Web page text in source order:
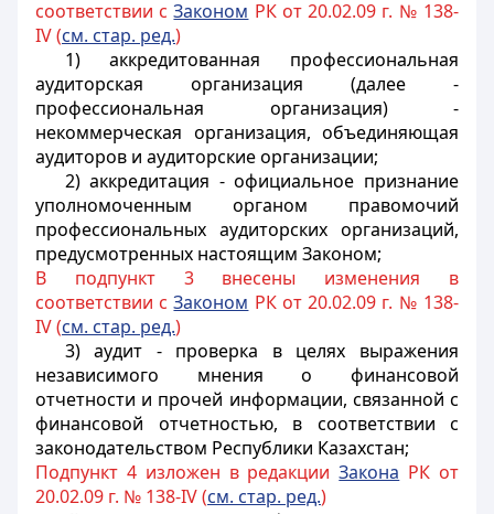
соответствии сЗаконом РК от 20.02.09 г. № 138-
IV (см. стар. ред.)
1) аккредитованная профессиональная
аудиторская организация (далее -
профессиональная организация) -
некоммерческая организация, объединяющая
аудиторов и аудиторские организации;
2) аккредитация - официальное признание
уполномоченным органом правомочий
профессиональных аудиторских организаций,
предусмотренных настоящим Законом;
В подпункт 3 внесены изменения в
соответствии сЗаконом РК от 20.02.09 г. № 138-
IV (см. стар. ред.)
3) аудит - проверка в целях выражения
независимого мнения о финансовой
отчетности и прочей информации, связанной с
финансовой отчетностью, в соответствии с
законодательством Республики Казахстан;
Подпункт 4 изложен в редакцииЗакона РК от
20.02.09 г. № 138-IV (см. стар. ред.)